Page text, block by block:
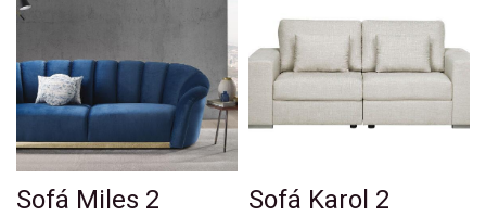
Sofá Miles 2
Sofá Karol 2